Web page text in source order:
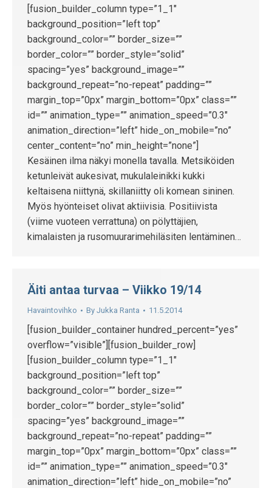
[fusion_builder_column type=”1_1″
background_position=”left top”
background_color=”” border_size=””
border_color=”” border_style=”solid”
spacing=”yes” background_image=””
background_repeat=”no-repeat” padding=””
margin_top=”0px” margin_bottom=”0px” class=””
id=”” animation_type=”” animation_speed=”0.3″
animation_direction=”left” hide_on_mobile=”no”
center_content=”no” min_height=”none”]
Kesäinen ilma näkyi monella tavalla. Metsiköiden
ketunleivät aukesivat, mukulaleinikki kukki
keltaisena niittynä, skillaniitty oli komean sininen.
Myös hyönteiset olivat aktiivisia. Positiivista
(viime vuoteen verrattuna) on pölyttäjien,
kimalaisten ja rusomuurarimehiläsiten lentäminen…
Äiti antaa turvaa – Viikko 19/14
Havaintovihko By Jukka Ranta 11.5.2014
[fusion_builder_container hundred_percent=”yes”
overflow=”visible”][fusion_builder_row]
[fusion_builder_column type=”1_1″
background_position=”left top”
background_color=”” border_size=””
border_color=”” border_style=”solid”
spacing=”yes” background_image=””
background_repeat=”no-repeat” padding=””
margin_top=”0px” margin_bottom=”0px” class=””
id=”” animation_type=”” animation_speed=”0.3″
animation_direction=”left” hide_on_mobile=”no”